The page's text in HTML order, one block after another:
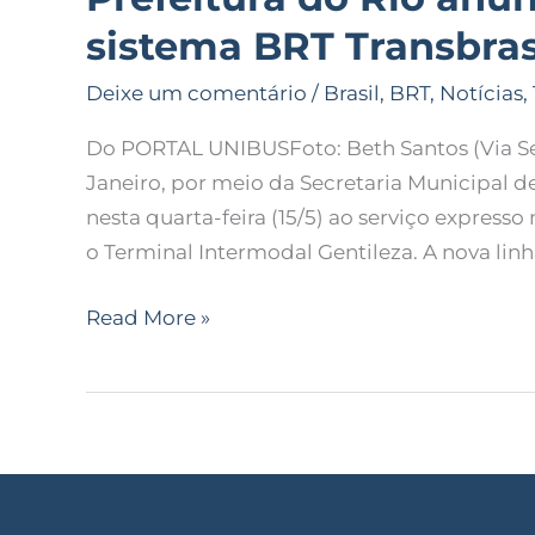
sistema BRT
Deixe um comentário / Brasil, BRT, Notícias,
Do PORTAL UNIBUSFoto: Beth Santos (Via
Janeiro, por meio da Secretaria Municipal
nesta quarta-feira (15/5) ao serviço
o Terminal Intermodal Gentileza. A nova
Read More »